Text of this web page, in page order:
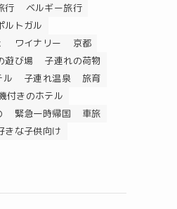
行
ベルギー旅行
ルトガル
ワイナリー
京都
遊び場
子連れの荷物
ル
子連れ温泉
旅育
付きのホテル
緊急一時帰国
車旅
きな子供向け